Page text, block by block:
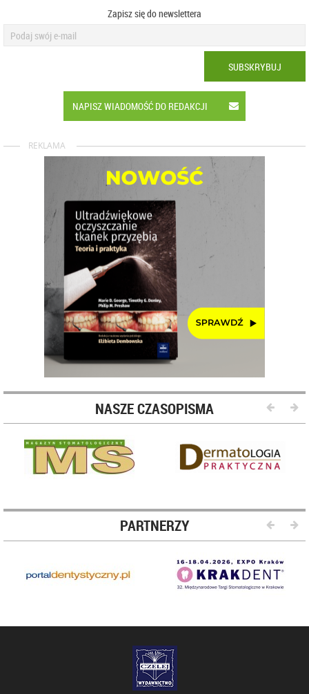
Zapisz się do newslettera
SUBSKRYBUJ
NAPISZ WIADOMOŚĆ DO REDAKCJI
REKLAMA
NASZE CZASOPISMA
PARTNERZY